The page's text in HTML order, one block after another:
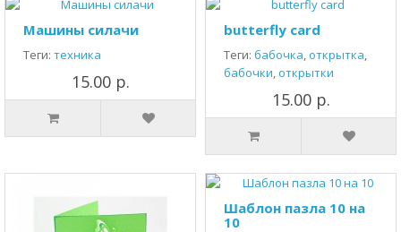
Машины силачи
Теги: техника
15.00 р.
butterfly card
Теги: бабочка,открытка,
бабочки,открытки
15.00 р.
Шаблон пазла 10 на
10